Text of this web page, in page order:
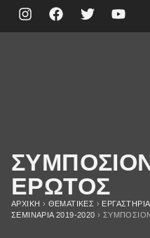
ΕΡΩΤΟΣ
ΑΡΧΙΚΉ › ΘΕΜΑΤΙΚΈΣ ›
ΣΕΜΙΝΑΡΙA 2019-2020 ›